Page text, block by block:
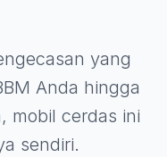
yang
Anda hingga
mobil cerdas ini
sendiri.